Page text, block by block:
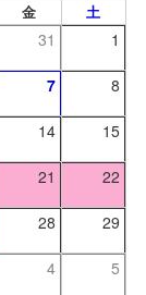
金 土
31 1
7 8
14 15
21 22
28 29
4 5